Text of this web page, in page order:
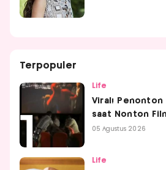
Terpopuler
Life
Viral! Penonton
saat Nonton
05 Agustus 2026
Life